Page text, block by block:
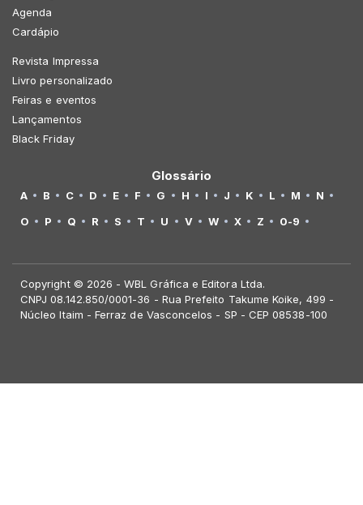
Agenda
Cardápio
Revista Impressa
Livro personalizado
Feiras e eventos
Lançamentos
Black Friday
Glossário
A B C D E F G H I J K L M
N
O
P Q R S T U V W X Z 0-9
Copyright © 2026 - WBL Gráfica e Editora Ltda.
CNPJ 08.142.850/0001-36 - Rua Prefeito Takume Koike, 499 -
Núcleo Itaim - Ferraz de Vasconcelos - SP - CEP 08538-100